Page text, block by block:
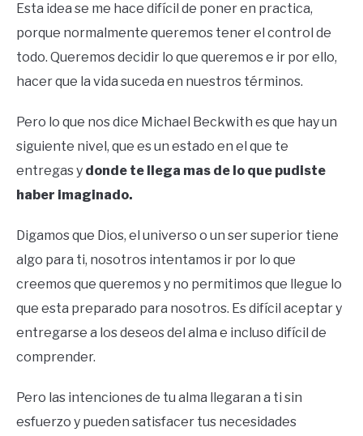
Esta idea se me hace difícil de poner en practica,
porque normalmente queremos tener el control de
todo. Queremos decidir lo que queremos e ir por ello,
hacer que la vida suceda en nuestros términos.
Pero lo que nos dice Michael Beckwith es que hay un
siguiente nivel, que es un estado en el que te
entregas y donde te llega mas de lo que pudiste
haber imaginado.
Digamos que Dios, el universo o un ser superior tiene
algo para ti, nosotros intentamos ir por lo que
creemos que queremos y no permitimos que llegue lo
que esta preparado para nosotros. Es difícil aceptar y
entregarse a los deseos del alma e incluso difícil de
comprender.
Pero las intenciones de tu alma llegaran a ti sin
esfuerzo y pueden satisfacer tus necesidades